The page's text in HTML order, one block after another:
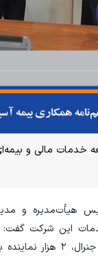
خدمات مالی و
هیأت‌مدیره و
این شرکت گفت: